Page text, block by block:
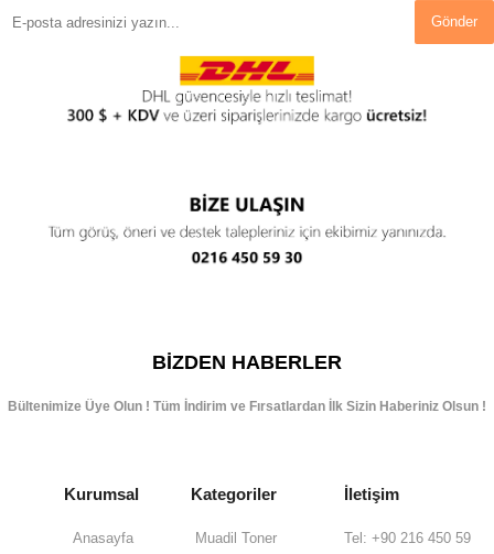
Gönder
BIZDEN HABERLER
Bültenimize Üye Olun ! Tüm İndirim ve Fırsatlardan İlk Sizin Haberiniz Olsun !
Kurumsal
Anasayfa
Kategoriler
Muadil Toner
İletişim
Tel: +90 216 450 59